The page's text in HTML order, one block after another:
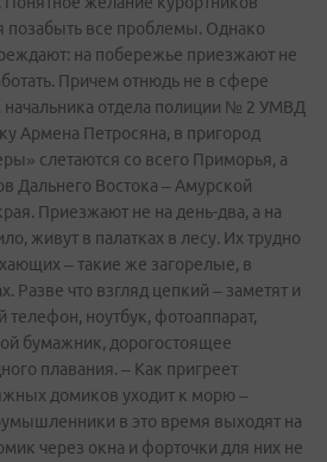
позабыть все проблемы. Однако
на побережье приезжают не
Причем отнюдь не в сфере
начальника отдела полиции № 2 УМВД
Армена Петросяна, в пригород
слетаются со всего Приморья, а
Дальнего Востока – Амурской
Приезжают не на день-два, а на
живут в палатках в лесу. Их трудно
– такие же загорелые, в
Разве что взгляд цепкий – заметят и
телефон, ноутбук, фотоаппарат,
бумажник, дорогостоящее
плавания. – Как пригреет
домиков уходит к морю –
в это время выходят на
через окна и форточки для них не